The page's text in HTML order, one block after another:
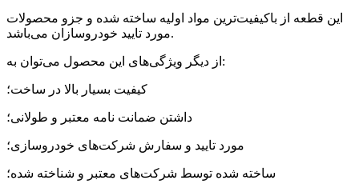
این قطعه از باکیفیت‌ترین مواد اولیه ساخته شده و جزو محصولات
مورد تایید خودروسازان می‌باشد.
از دیگر ویژگی‌های این محصول می‌توان به:
کیفیت بسیار بالا در ساخت؛
داشتن ضمانت نامه معتبر و طولانی؛
مورد تایید و سفارش شرکت‌های خودروسازی؛
ساخته شده توسط شرکت‌های معتبر و شناخته شده؛